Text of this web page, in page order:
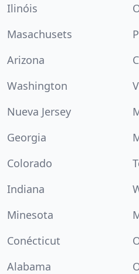
Ilinóis
Masachusets
Arizona
Washington
Nueva Jersey
Georgia
Colorado
Indiana
Minesota
Conécticut
Alabama